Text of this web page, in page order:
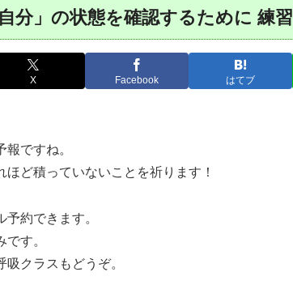
自分」の状態を確認するために 練習
X Facebook はてブ
報ですね。
ほど積っていないことを祈ります！
予約できます。
です。
吸クラスもどうぞ。